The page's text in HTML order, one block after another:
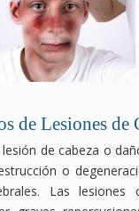
de Lesiones de
de cabeza o
o
Las lesiones